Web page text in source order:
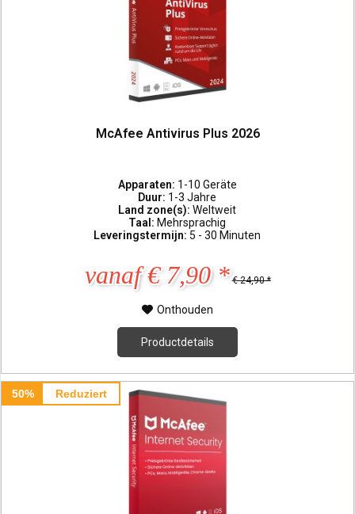
McAfee Antivirus Plus 2026
Apparaten: 1-10 Geräte
Duur: 1-3 Jahre
Land zone(s):Weltweit
Taal: Mehrsprachig
Leveringstermijn: 5 - 30 Minuten
vanaf € 7,90 * € 24,90 *
Onthouden
Productdetails
50% Reduziert